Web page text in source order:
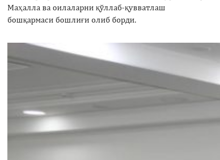
Маҳалла ва оилаларни қўллаб-қувватлаш
бошқармаси бошлиғи олиб борди.